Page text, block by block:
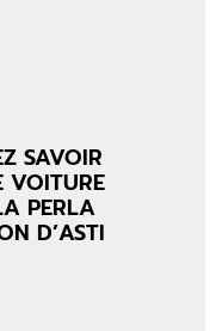
SAVOIR
VOITURE
PERLA
D’ASTI